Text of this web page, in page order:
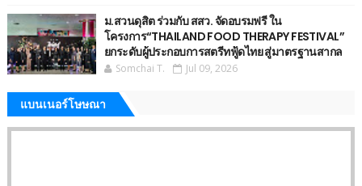
ม.สวนดุสิต ร่วมกับ สสว. จัดอบรมฟรี ใน
โครงการ“THAILAND FOOD THERAPY FESTIVAL”
ยกระดับผู้ประกอบการสตรีทฟู้ดไทย สู่มาตรฐานสากล
Somchai T. Jul 09, 2026
แบนเนอร์โษษณา